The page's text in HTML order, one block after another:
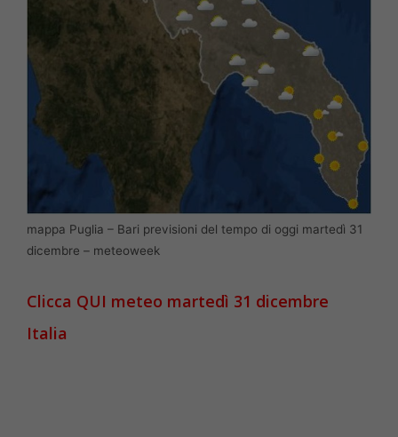
mappa Puglia – Bari previsioni del tempo di oggi martedì 31
dicembre – meteoweek
Clicca QUI meteo martedì 31 dicembre
Italia